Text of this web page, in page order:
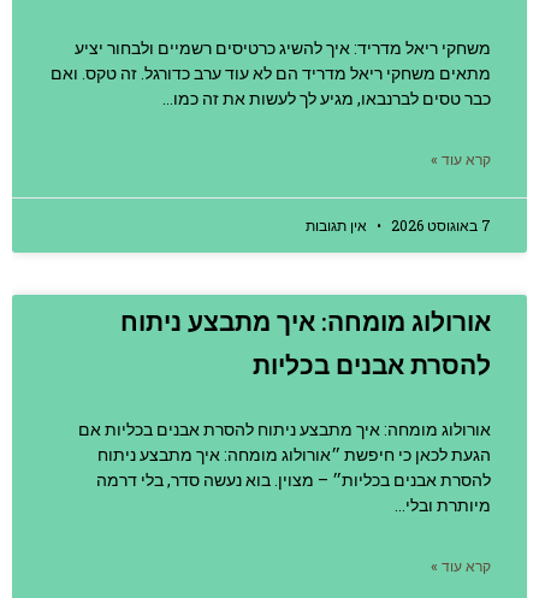
משחקי ריאל מדריד: איך להשיג כרטיסים רשמיים ולבחור יציע
מתאים משחקי ריאל מדריד הם לא עוד ערב כדורגל. זה טקס. ואם
כבר טסים לברנבאו, מגיע לך לעשות את זה כמו…
קרא עוד »
7 באוגוסט 2026 אין תגובות
אורולוג מומחה: איך מתבצע ניתוח
להסרת אבנים בכליות
אורולוג מומחה: איך מתבצע ניתוח להסרת אבנים בכליות אם
הגעת לכאן כי חיפשת ״אורולוג מומחה: איך מתבצע ניתוח
להסרת אבנים בכליות״ – מצוין. בוא נעשה סדר, בלי דרמה
מיותרת ובלי…
קרא עוד »